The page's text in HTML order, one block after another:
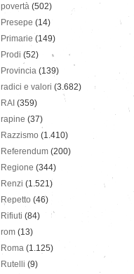
povertà (502)
Presepe (14)
Primarie (149)
Prodi (52)
Provincia (139)
radici e valori (3.682)
RAI (359)
rapine (37)
Razzismo (1.410)
Referendum (200)
Regione (344)
Renzi (1.521)
Repetto (46)
Rifiuti (84)
rom (13)
Roma (1.125)
Rutelli (9)